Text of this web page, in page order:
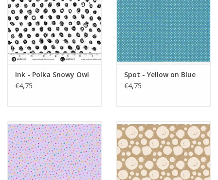
Ink - Polka Snowy Owl
€4,75
Spot - Yellow on Blue
€4,75